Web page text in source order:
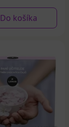
Do košíka